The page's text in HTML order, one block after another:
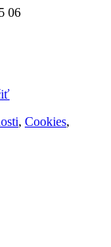
06
, Cookies,